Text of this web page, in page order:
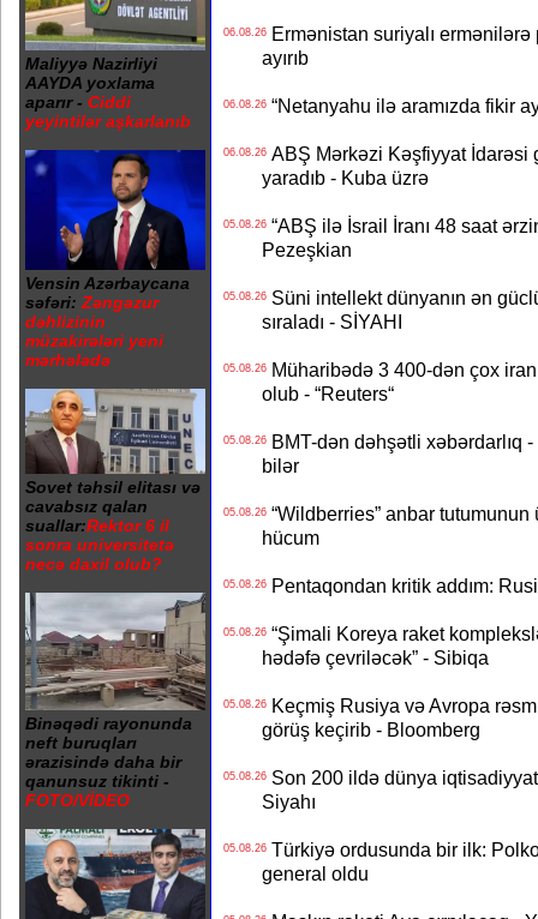
Maliyyə Nazirliyi
AAYDA yoxlama
aparır - Ciddi
yeyintilər aşkarlanıb
Vensin Azərbaycana
səfəri: Zəngəzur
dəhlizinin
müzakirələri yeni
mərhələdə
Sovet təhsil elitası və
cavabsız qalan
suallar:Rektor 6 il
sonra universitetə
necə daxil olub?
Binəqədi rayonunda
neft buruqları
ərazisində daha bir
qanunsuz tikinti -
FOTO/VİDEO
06.08.26Ermənistan suriyalı ermənilərə
ayırıb
06.08.26“Netanyahu ilə aramızda fikir
06.08.26ABŞ Mərkəzi Kəşfiyyat İdarəsi
yaradıb - Kuba üzrə
05.08.26“ABŞ ilə İsrail İranı 48 saat
Pezeşkian
05.08.26Süni intellekt dünyanın ən
sıraladı - SİYAHI
05.08.26Müharibədə 3 400-dən çox
olub - “Reuters“
05.08.26BMT-dən dəhşətli xəbərdarlıq
bilər
05.08.26“Wildberries” anbar tutumunun
hücum
05.08.26Pentaqondan kritik addım:
05.08.26“Şimali Koreya raket
hədəfə çevriləcək” - Sibiqa
05.08.26Keçmiş Rusiya və Avropa
görüş keçirib - Bloomberg
05.08.26Son 200 ildə dünya
Siyahı
05.08.26Türkiyə ordusunda bir ilk:
general oldu